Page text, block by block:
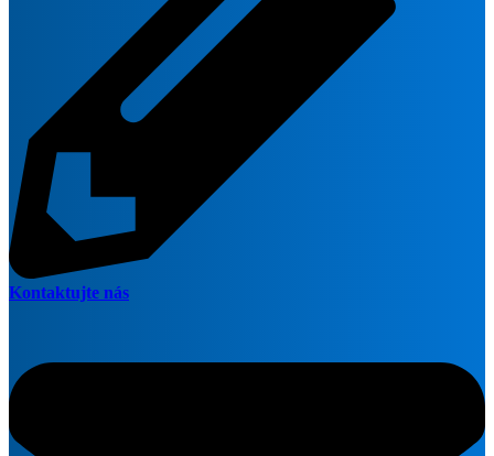
Kontaktujte nás